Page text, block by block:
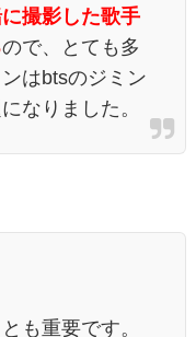
撮影した歌手
ので、とても多
はbtsのジミン
なりました。
も重要です。